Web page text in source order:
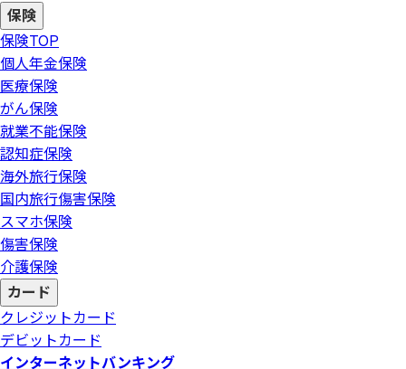
保険
保険TOP
個人年金保険
医療保険
がん保険
就業不能保険
認知症保険
海外旅行保険
国内旅行傷害保険
スマホ保険
傷害保険
介護保険
カード
クレジットカード
デビットカード
インターネットバンキング